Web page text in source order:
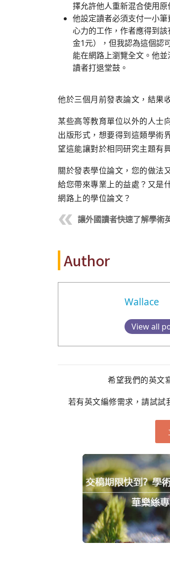
擇允許他人重新混合使用原
他設定讀者必須支付一小
心力的工作，作者應得到
金1元），但我認為這個認
能在網路上瀏覽全文。他
讀者打退堂鼓。
他於三個月前發表論文，結果
某些高等教育單位以外的人士
出版形式，想要得到這類學術
望這能讓對於相同研究主題有
關於發表學位論文，您的做法
給您帶來專業上的益處？又是
網路上的學位論文？
讓外國讀者快速了解學術
Author
Wallace
View all
希望我們的英文
若有英文編修需求，請試試